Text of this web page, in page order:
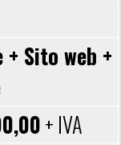
Sito web +
+ IVA